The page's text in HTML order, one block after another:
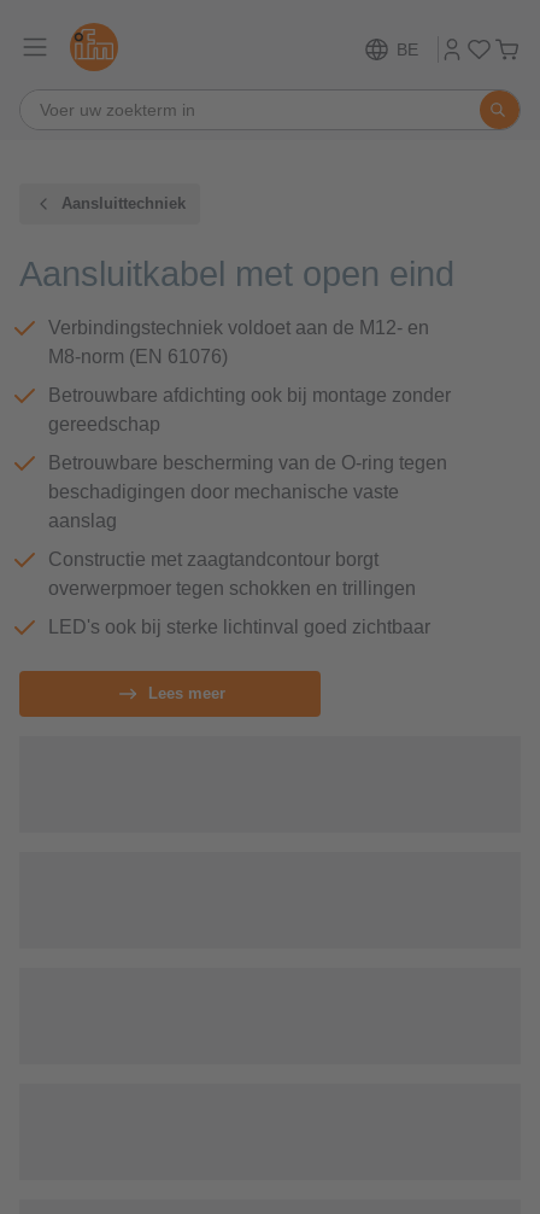
BE
Aansluittechniek
Aansluitkabel met open eind
Verbindingstechniek voldoet aan de M12- en
M8-norm (EN 61076)
Betrouwbare afdichting ook bij montage zonder
gereedschap
Betrouwbare bescherming van de O-ring tegen
beschadigingen door mechanische vaste
aanslag
Constructie met zaagtandcontour borgt
overwerpmoer tegen schokken en trillingen
LED's ook bij sterke lichtinval goed zichtbaar
Lees meer